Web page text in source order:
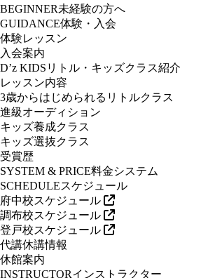
BEGINNER未経験の方へ
GUIDANCE体験・入会
体験レッスン
入会案内
D’z KIDS リトル・キッズクラス紹介
レッスン内容
3歳からはじめられるリトルクラス
進級オーディション
キッズ養成クラス
キッズ選抜クラス
受賞歴
SYSTEM & PRICE料金システム
SCHEDULEスケジュール
府中校スケジュール
調布校スケジュール
登戸校スケジュール
代講休講情報
休館案内
INSTRUCTORインストラクター